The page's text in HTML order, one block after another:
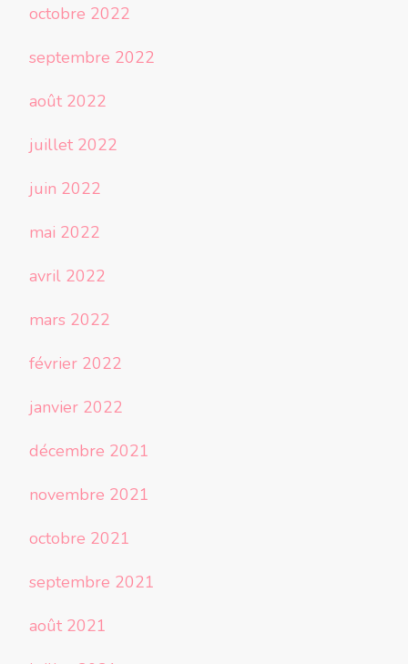
octobre 2022
septembre 2022
août 2022
juillet 2022
juin 2022
mai 2022
avril 2022
mars 2022
février 2022
janvier 2022
décembre 2021
novembre 2021
octobre 2021
septembre 2021
août 2021